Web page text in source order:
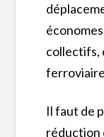
collectifs,
Il faut de
réduction